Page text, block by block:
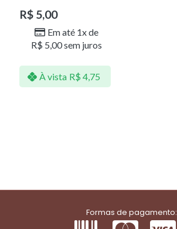
R$ 5,00
Em até 1x de
R$ 5,00sem juros
À vista R$ 4,75
Formas de pagamento: